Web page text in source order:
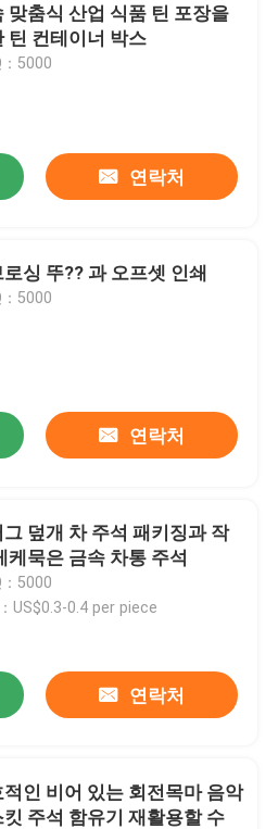
맞춤식 산업 식품 틴 포장을
틴 컨테이너 박스
：5000
연락처
로싱 뚜?? 과 오프셋 인쇄
：5000
연락처
그 덮개 차 주석 패키징과 작
케묵은 금속 차통 주석
：5000
US$0.3-0.4 per piece
연락처
적인 비어 있는 회전목마 음악
킷 주석 함유기 재활용할 수